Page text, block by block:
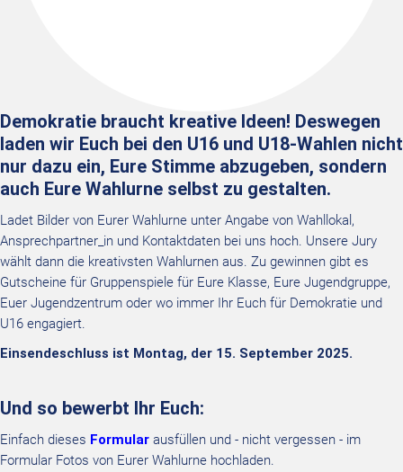
Demokratie braucht kreative Ideen! Deswegen
laden wir Euch bei den U16 und U18-Wahlen nicht
nur dazu ein, Eure Stimme abzugeben, sondern
auch Eure Wahlurne selbst zu gestalten.
Ladet Bilder von Eurer Wahlurne unter Angabe von Wahllokal,
Ansprechpartner_in und Kontaktdaten bei uns hoch. Unsere Jury
wählt dann die kreativsten Wahlurnen aus. Zu gewinnen gibt es
Gutscheine für Gruppenspiele für Eure Klasse, Eure Jugendgruppe,
Euer Jugendzentrum oder wo immer Ihr Euch für Demokratie und
U16 engagiert.
Einsendeschluss ist Montag, der 15. September 2025.
Und so bewerbt Ihr Euch:
Einfach dieses Formular ausfüllen und - nicht vergessen - im
Formular Fotos von Eurer Wahlurne hochladen.